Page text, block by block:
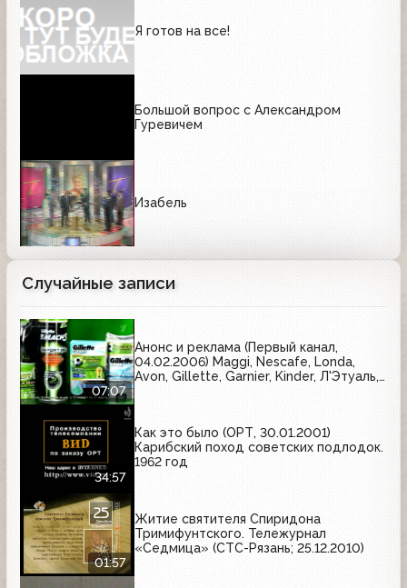
Я готов на все!
Большой вопрос с Александром
Гуревичем
Изабель
Случайные записи
07:07
Анонс и реклама (Первый канал,
04.02.2006) Maggi, Nescafe, Londa,
Avon, Gillette, Garnier, Kinder, Л'Этуаль,
Даниссимо
34:57
Как это было (ОРТ, 30.01.2001)
Карибский поход советских подлодок.
1962 год
01:57
Житие святителя Спиридона
Тримифунтского. Тележурнал
«Седмица» (СТС-Рязань; 25.12.2010)